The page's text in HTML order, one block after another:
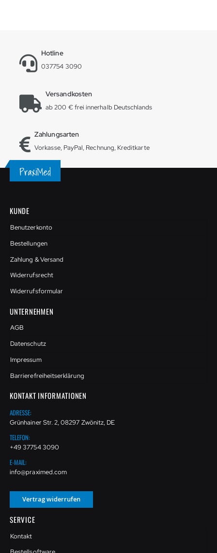
Hotline
037754 3090
Versandkosten
ab 200 € frei innerhalb Deutschlands
Zahlungsarten
Vorkasse, PayPal, Rechnung, Kreditkarte
KUNDE
Benutzerkonto
Bestellungen
Zahlung & Versand
Widerrufsrecht
Widerrufsformular
UNTERNEHMEN
AGB
Datenschutz
Impressum
Barrierefreiheitserklärung
KONTAKT INFORMATIONEN
ADRESSE:
Grünhainer Str. 2, 08297 Zwönitz, DE
TELEFON:
+49 37754 3090
E-MAIL:
info@praximed.com
Vertrag widerrufen
SERVICE
Kontakt